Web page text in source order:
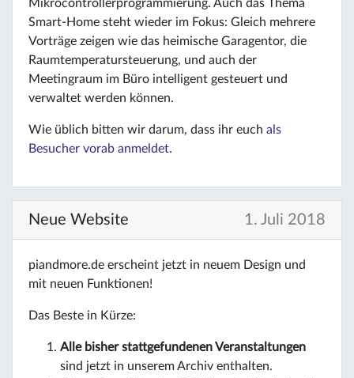
Mikrocontrollerprogrammierung. Auch das Thema
Smart-Home steht wieder im Fokus: Gleich mehrere
Vorträge zeigen wie das heimische Garagentor, die
Raumtemperatursteuerung, und auch der
Meetingraum im Büro intelligent gesteuert und
verwaltet werden können.
Wie üblich bitten wir darum, dass ihr euch als
Besucher vorab anmeldet.
Neue Website 1. Juli 2018
piandmore.de erscheint jetzt in neuem Design und
mit neuen Funktionen!
Das Beste in Kürze:
Alle bisher stattgefundenen Veranstaltungen
sind jetzt in unserem Archiv enthalten.